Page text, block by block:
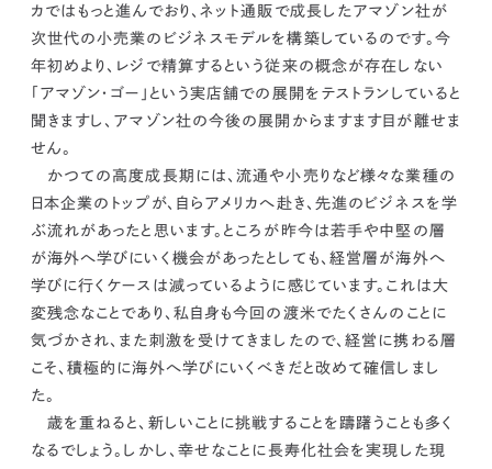
カではもっと進んでおり、ネット通販で成長したアマゾン社が
次世代の小売業のビジネスモデルを構築しているのです。 今
年初めより、レジで精算するという従来の概念が存在しない
「アマゾン・ゴー」という実店舗での展開をテストランしていると
聞きますし、アマゾン社の今後の展開からますます目が離せま
せん。
かつての高度成長期には、流通や小売りなど様々な業種の
日本企業のトップが、自らアメリカへ赴き、先進のビジネスを学
ぶ流れがあったと思います。ところが昨今は若手や中堅の層
が海外へ学びにいく機会があったとしても、経営層が海外へ
学びに行くケースは減っているように感じています。これは大
変残念なことであり、私自身も今回の渡米でたくさんのことに
気づかされ、また刺激を受けてきましたので、経営に携わる層
こそ、積極的に海外へ学びにいくべきだと改めて確信しまし
た。
歳を重ねると、新しいことに挑戦することを躊躇うことも多く
なるでしょう。しかし、幸せなことに長寿化社会を実現した現